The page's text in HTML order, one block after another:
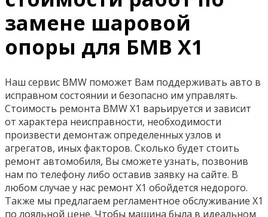
замене шаровой
опоры для БМВ Х1
Наш сервис BMW поможет Вам поддерживать авто в
исправном состоянии и безопасно им управлять.
Стоимость ремонта BMW X1 варьируется и зависит
от характера неисправности, необходимости
произвести демонтаж определенных узлов и
агрегатов, иных факторов. Сколько будет стоить
ремонт автомобиля, Вы сможете узнать, позвонив
нам по телефону либо оставив заявку на сайте. В
любом случае у нас ремонт X1 обойдется недорого.
Также мы предлагаем регламентное обслуживание Х1
по лояльной цене. Чтобы машина была в идеальном